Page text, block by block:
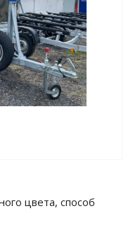
цвета, способ